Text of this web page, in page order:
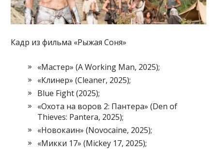
Кадр из фильма «Рыжая Соня»
«Мастер» (A Working Man, 2025);
«Клинер» (Cleaner, 2025);
Blue Fight (2025);
«Охота на воров 2: Пантера» (Den of
Thieves: Pantera, 2025);
«Новокаин» (Novocaine, 2025);
«Микки 17» (Mickey 17, 2025);